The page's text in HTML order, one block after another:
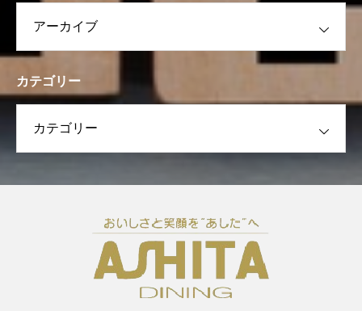
カテゴリー